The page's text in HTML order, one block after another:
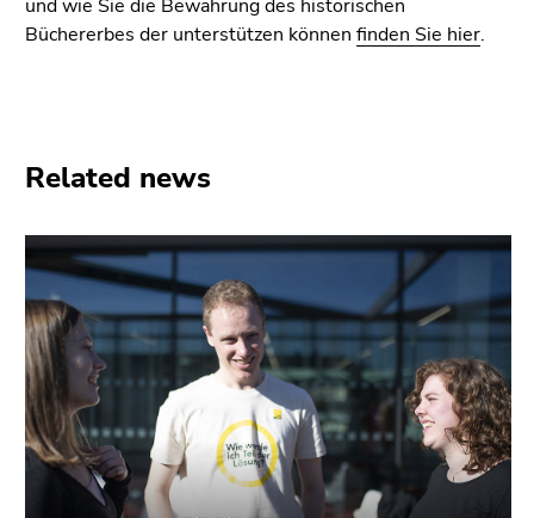
9)
und wie Sie die Bewahrung des historischen
Büchererbes der unterstützen können finden Sie hier.
Related news